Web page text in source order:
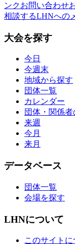
ンクお問い合わせ
相談するLHNへの
大会を探す
今日
今週末
地域から探す
団体一覧
カレンダー
団体・関係
来週
今月
来月
データベース
団体一覧
会場を探す
LHNについて
このサイトに